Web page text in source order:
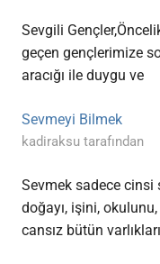
Sevgili
geçen gençlerimize
aracığı ile duygu ve
Sevmeyi Bilmek
kadiraksu tarafından
Sevmek sadece cinsi
doğayı, işini,
cansız bütün